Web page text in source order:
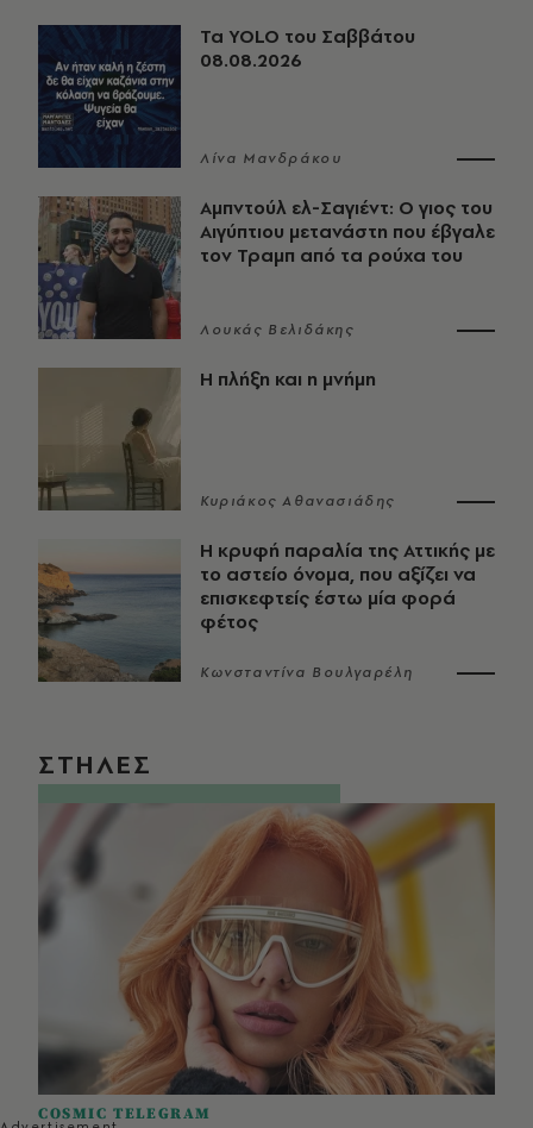
Τα YOLO του Σαββάτου
08.08.2026
Λίνα Μανδράκου
Αμπντούλ ελ-Σαγιέντ: Ο γιος του
Αιγύπτιου μετανάστη που έβγαλε
τον Τραμπ από τα ρούχα του
Λουκάς Βελιδάκης
Η πλήξη και η μνήμη
Κυριάκος Αθανασιάδης
Η κρυφή παραλία της Αττικής με
το αστείο όνομα, που αξίζει να
επισκεφτείς έστω μία φορά
φέτος
Κωνσταντίνα Βουλγαρέλη
ΣΤΗΛΕΣ
COSMIC TELEGRAM